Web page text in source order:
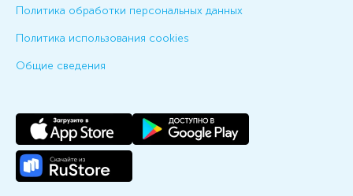
Политика обработки персональных данных
Политика использования cookies
Общие сведения